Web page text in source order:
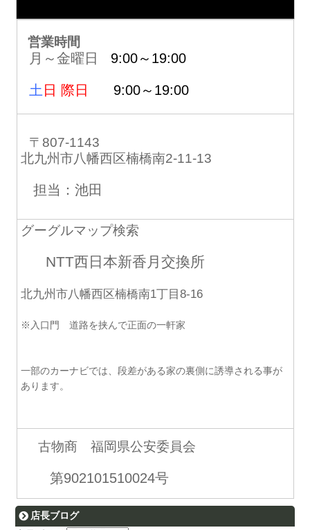
営業時間
月～金曜日 9:00～19:00
土 日 際日 9:00～19:00
〒807-1143
北九州市八幡西区楠橋南2-11-13
担当：池田
グーグルマップ検索
NTT西日本新香月交換所
北九州市八幡西区楠橋南1丁目8-16
※入口門 道路を挟んで正面の一軒家
一部のカーナビでは、段差がある家の裏側に誘導される事が
あります。
古物商 福岡県公安委員会
第902101510024号
店長ブログ